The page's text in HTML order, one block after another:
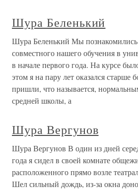
Шура Беленький
Шура Беленький Мы
совместного нашего обучения в
в начале первого года. На курсе
этом я на пару лет оказался старше
пришли, что называется,
средней школы, а
Шура Вергунов
Шура Вергунов В один из дней
года я сидел в своей комнате
расположенного прямо возле
Шел сильный дождь, из-за окна